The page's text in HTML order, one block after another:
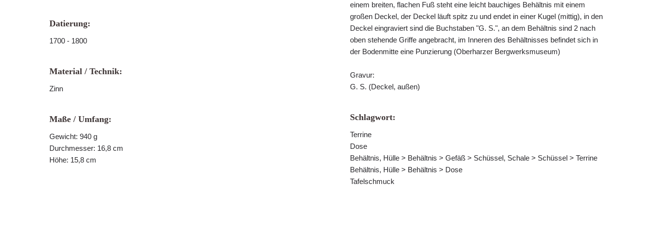
Datierung:
1700 - 1800
Material / Technik:
Zinn
Maße / Umfang:
Gewicht: 940 g
Durchmesser: 16,8 cm
Höhe: 15,8 cm
einem breiten, flachen Fuß steht eine leicht bauchiges Behältnis mit einem
großen Deckel, der Deckel läuft spitz zu und endet in einer Kugel (mittig), in den
Deckel eingraviert sind die Buchstaben "G. S.", an dem Behältnis sind 2 nach
oben stehende Griffe angebracht, im Inneren des Behältnisses befindet sich in
der Bodenmitte eine Punzierung (Oberharzer Bergwerksmuseum)
Gravur:
G. S. (Deckel, außen)
Schlagwort:
Terrine
Dose
Behältnis, Hülle > Behältnis > Gefäß > Schüssel, Schale > Schüssel > Terrine
Behältnis, Hülle > Behältnis > Dose
Tafelschmuck